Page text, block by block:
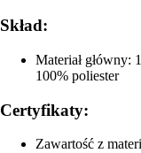
Skład:
Materiał główny:
100% poliester
Certyfikaty:
Zawartość z